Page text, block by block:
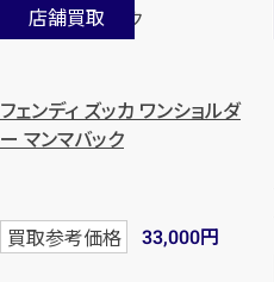
店舗買取
フェンディ ズッカ ワンショルダ
ー マンマバック
買取参考価格 33,000円